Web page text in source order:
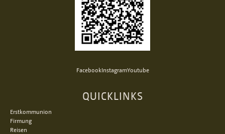
FacebookInstagramYoutube
QUICKLINKS
Erstkommunion
Firmung
Reisen